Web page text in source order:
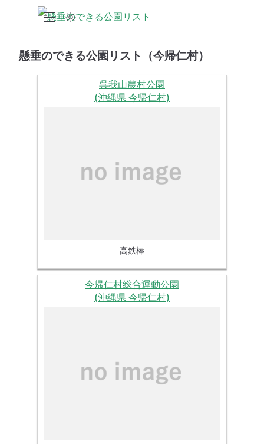
懸垂のできる公園リスト（今帰仁村）
呉我山農村公園
(沖縄県 今帰仁村)
高鉄棒
今帰仁村総合運動公園
(沖縄県 今帰仁村)